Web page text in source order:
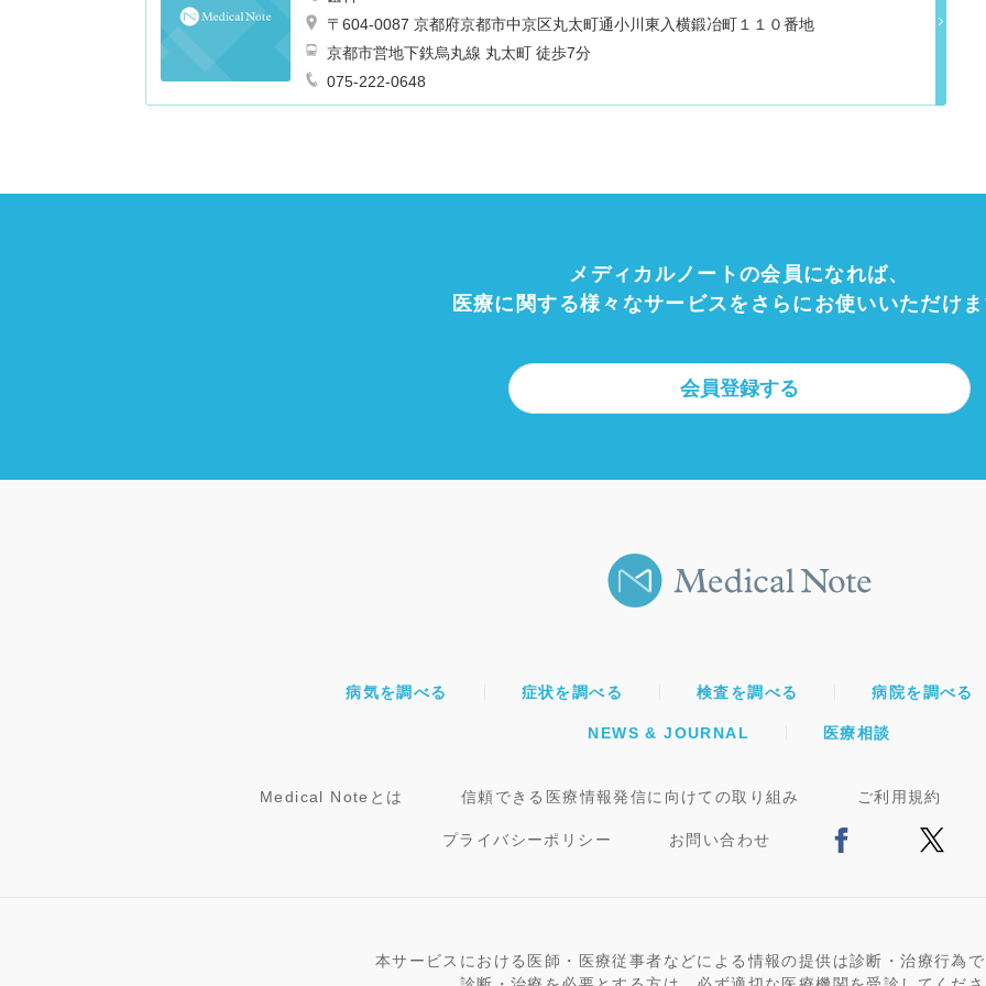
〒604-0087 京都府京都市中京区丸太町通小川東入横鍛冶町１１０番地
京都市営地下鉄烏丸線 丸太町 徒歩7分
075-222-0648
メディカルノートの会員になれば、
医療に関する様々なサービスをさらにお使いいただけ
会員登録する
病気を調べる 症状を調べる 検査を調べる 病院を調べる
NEWS & JOURNAL 医療相談
Medical Noteとは 信頼できる医療情報発信に向けての取り組み ご利用規約
プライバシーポリシー お問い合わせ
本サービスにおける医師・医療従事者などによる情報の提供は診断・治療行為